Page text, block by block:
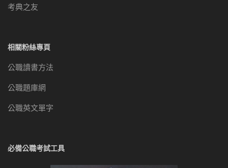
考典之友
相關粉絲專頁
公職讀書方法
公職題庫網
公職英文單字
必備公職考試工具